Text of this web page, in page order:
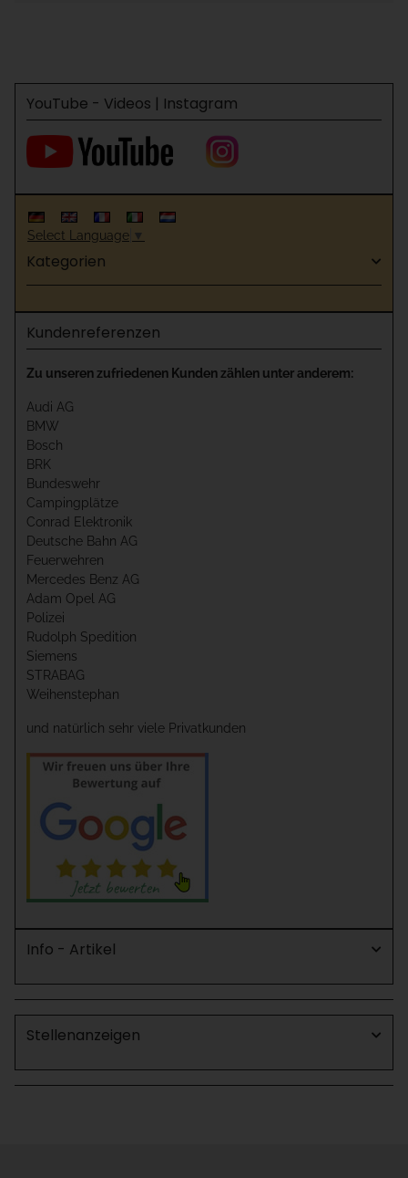
YouTube - Videos | Instagram
Select Language ▼
Kategorien
Kundenreferenzen
Zu unseren zufriedenen Kunden zählen unter anderem:
Audi AG
BMW
Bosch
BRK
Bundeswehr
Campingplätze
Conrad Elektronik
Deutsche Bahn AG
Feuerwehren
Mercedes Benz AG
Adam Opel AG
Polizei
Rudolph Spedition
Siemens
STRABAG
Weihenstephan
und natürlich sehr viele Privatkunden
Info - Artikel
Stellenanzeigen